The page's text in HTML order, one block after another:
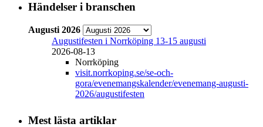
Händelser i branschen
Augusti 2026
Augustifesten i Norrköping 13-15 augusti
2026-08-13
Norrköping
visit.norrkoping.se/se-och-
gora/evenemangskalender/evenemang-augusti-
2026/augustifesten
Mest lästa artiklar